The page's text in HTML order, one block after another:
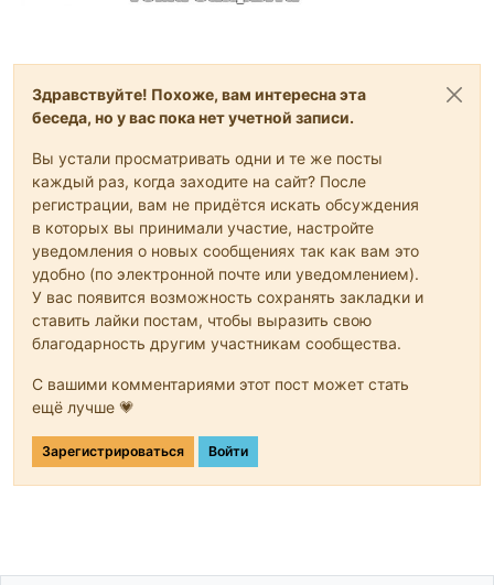
Здравствуйте! Похоже, вам интересна эта
беседа, но у вас пока нет учетной записи.
Вы устали просматривать одни и те же посты
каждый раз, когда заходите на сайт? После
регистрации, вам не придётся искать обсуждения
в которых вы принимали участие, настройте
уведомления о новых сообщениях так как вам это
удобно (по электронной почте или уведомлением).
У вас появится возможность сохранять закладки и
ставить лайки постам, чтобы выразить свою
благодарность другим участникам сообщества.
С вашими комментариями этот пост может стать
ещё лучше 💗
Зарегистрироваться Войти